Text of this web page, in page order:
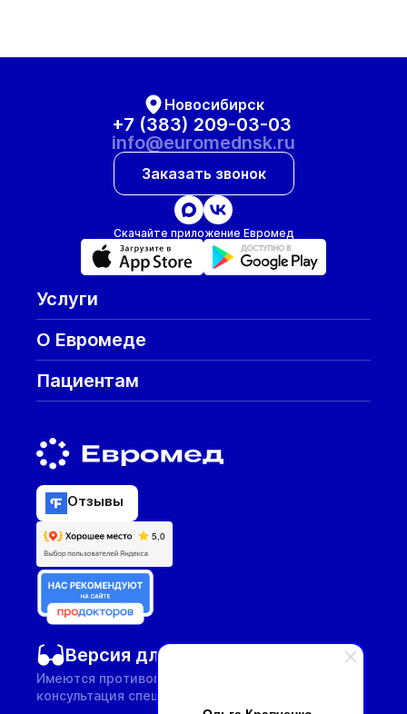
Новосибирск
+7 (383) 209-03-03
info@euromednsk.ru
Заказать звонок
Скачайте приложение Евромед
Услуги
О Евромеде
Пациентам
Отзывы
Версия для слабовидящих
Имеются противопоказания, необходима
консультация специалиста.